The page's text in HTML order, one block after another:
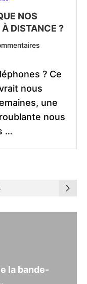
NOS
DISTANCE ?
? Ce
nous
une
nous
…
la bande-